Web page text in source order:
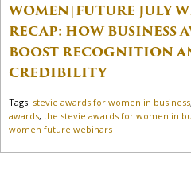
WOMEN|FUTURE JULY
RECAP: HOW BUSINESS
BOOST RECOGNITION
CREDIBILITY
Tags: stevie awards for women in business
awards,the stevie awards for women in
women future webinars